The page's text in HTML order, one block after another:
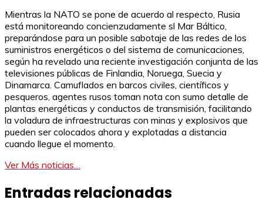
Mientras la NATO se pone de acuerdo al respecto, Rusia
está monitoreando concienzudamente sl Mar Báltico,
preparándose para un posible sabotaje de las redes de los
suministros energéticos o del sistema de comunicaciones,
según ha revelado una reciente investigación conjunta de las
televisiones públicas de Finlandia, Noruega, Suecia y
Dinamarca. Camuflados en barcos civiles, científicos y
pesqueros, agentes rusos toman nota con sumo detalle de
plantas energéticas y conductos de transmisión, facilitando
la voladura de infraestructuras con minas y explosivos que
pueden ser colocados ahora y explotadas a distancia
cuando llegue el momento.
Ver Más noticias…
Entradas relacionadas